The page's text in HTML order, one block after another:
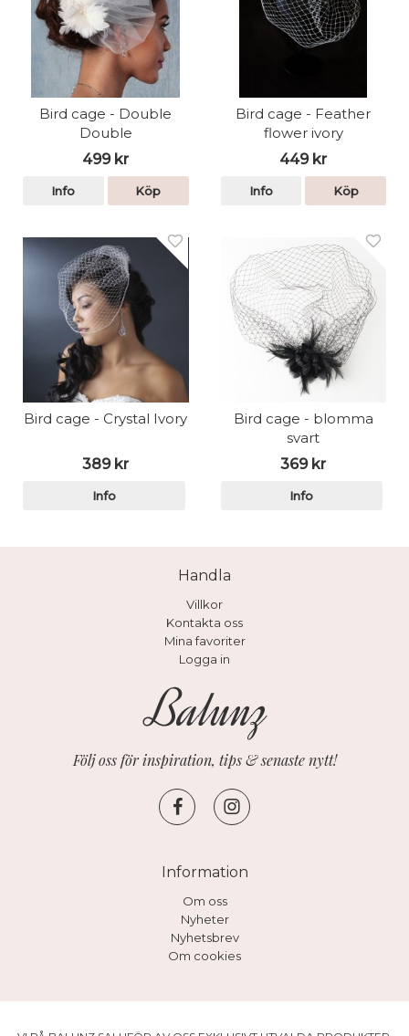
Bird cage - Double
Double
499 kr
Info Köp
Bird cage - Feather
flower ivory
449 kr
Info Köp
Bird cage - Crystal Ivory
389 kr
Info
Bird cage - blomma
svart
369 kr
Info
Handla
Villkor
Kontakta oss
Mina favoriter
Logga in
Följ oss för inspiration, tips & senaste nytt!
Information
Om oss
Nyheter
Nyhetsbrev
Om cookies